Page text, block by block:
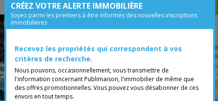
Chambre Prix
Québec - Charlesbourg
CRÉEZ VOTRE ALERTE IMMOBILIÈRE
Soyez parmi les premiers à être informés des nouvelles inscriptions
immobilières
Recevez les propriétés qui correspondent à vos
critères de recherche.
Nous pouvons, occasionnellement, vous transmettre de
l'information concernant Publimaison, l'immobilier de même que
des offres promotionnelles. Vous pouvez vous désabonner de ces
envois en tout temps.